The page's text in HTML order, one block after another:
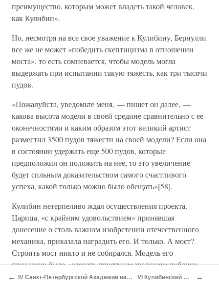
преимущество, которым может владеть такой человек,
как Кулибин».
Но, несмотря на все свое уважение к Кулибину, Бернулли
все же не может «победить скептицизма в отношении
моста», то есть сомневается, чтобы модель могла
выдержать при испытании такую тяжесть, как три тысячи
пудов.
«Пожалуйста, уведомьте меня, — пишет он далее, —
какова высота модели в своей средине сравнительно с ее
оконечностями и каким образом этот великий артист
разместил 3500 пудов тяжести на своей модели? Если она
в состоянии удержать еще 500 пудов, которые
предположил он положить на нее, то это увеличение
будет сильным доказательством самого счастливого
успеха, какой только можно было обещать»[58].
Кулибин нетерпеливо ждал осуществления проекта.
Царица, «с крайним удовольствием» принявшая
донесение о столь важном изобретении отечественного
механика, приказала наградить его. И только. А мост?
Строить мост никто и не собирался. Модель его
приказано было «сделать приятным зрелищем публики,
которая ежедневно во множестве стекалась удивляться
← IV Санкт-Петербургской Академии наук механик VI Кулибинский фонарь →